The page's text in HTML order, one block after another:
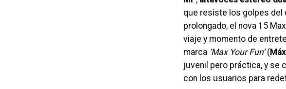
que resiste los golpes del
prolongado, el nova 15
viaje y momento de
marca ‘Max Your Fun’(
juvenil pero práctica, y se
con los usuarios para